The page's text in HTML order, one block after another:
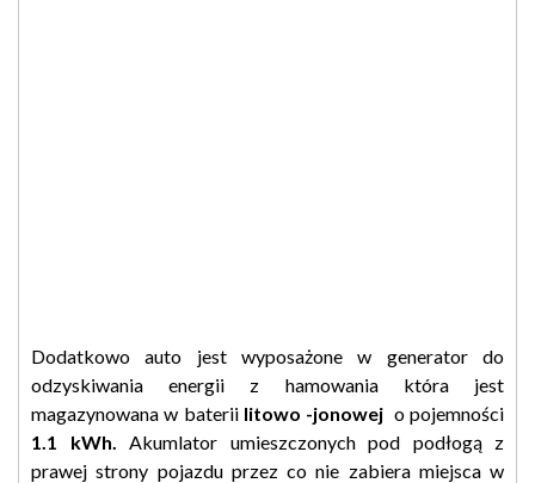
Dodatkowo auto jest wyposażone w generator do
odzyskiwania energii z hamowania która jest
magazynowana w baterii litowo -jonowej o pojemności
1.1 kWh. Akumlator umieszczonych pod podłogą z
prawej strony pojazdu przez co nie zabiera miejsca w